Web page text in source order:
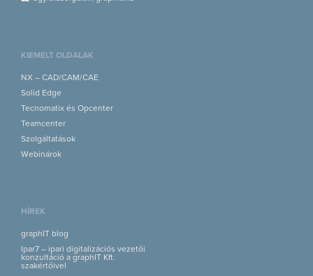
KIEMELT OLDALAK
NX – CAD/CAM/CAE
Solid Edge
Tecnomatix és Opcenter
Teamcenter
Szolgáltatások
Webinárok
HÍREK
graphIT blog
Ipar7 – ipari digitalizációs vezetői
konzultáció a graphIT Kft.
szakértőivel